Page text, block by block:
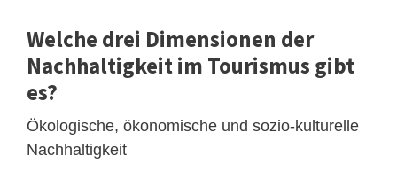
Welche drei Dimensionen der
Nachhaltigkeit im Tourismus gibt
es?
Ökologische, ökonomische und sozio-kulturelle
Nachhaltigkeit